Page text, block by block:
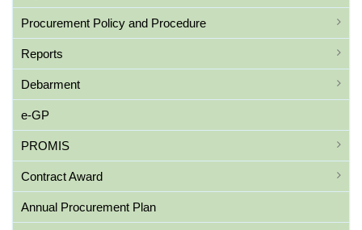
Procurement Policy and Procedure
Reports
Debarment
e-GP
PROMIS
Contract Award
Annual Procurement Plan